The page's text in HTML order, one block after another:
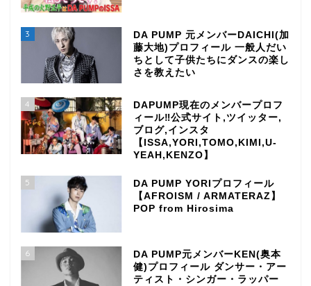
3
DA PUMP 元メンバーDAICHI(加
藤大地)プロフィール 一般人だい
ちとして子供たちにダンスの楽し
さを教えたい
4
DAPUMP現在のメンバープロフ
ィール‼公式サイト,ツイッター,
ブログ,インスタ
【ISSA,YORI,TOMO,KIMI,U-
YEAH,KENZO】
5
DA PUMP YORIプロフィール
【AFROISM / ARMATERAZ】
POP from Hirosima
6
DA PUMP元メンバーKEN(奥本
健)プロフィール ダンサー・アー
ティスト・シンガー・ラッパー